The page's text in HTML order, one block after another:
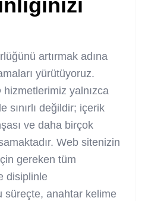
artırmak adına
yürütüyoruz.
hizmetlerimiz yalnızca
sınırlı değildir; içerik
ve daha birçok
Web sitenizin
gereken tüm
disiplinle
süreçte, anahtar kelime